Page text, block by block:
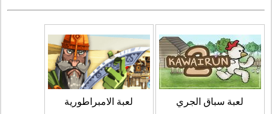
لعبة سباق الجري لعبة الامبراطورية